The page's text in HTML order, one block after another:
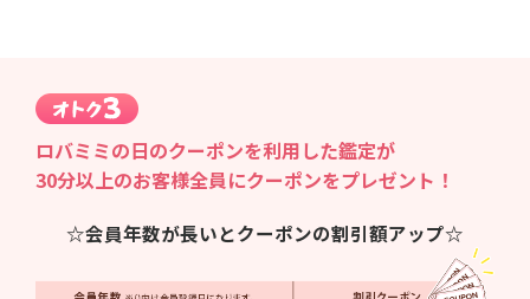
ロバミミの日のクーポンを利用した鑑定が
30分以上のお客様全員にクーポンをプレゼント！
☆会員年数が長いとクーポンの割引額アップ☆